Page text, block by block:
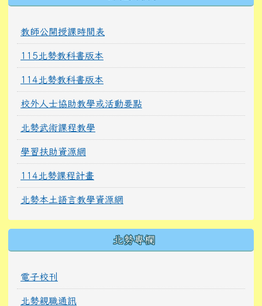
教師公開授課時間表
115北勢教科書版本
114北勢教科書版本
校外人士協助教學或活動要點
北勢武術課程教學
學習扶助資源網
114北勢課程計畫
北勢本土語言教學資源網
北勢專欄
電子校刊
北勢親職通訊